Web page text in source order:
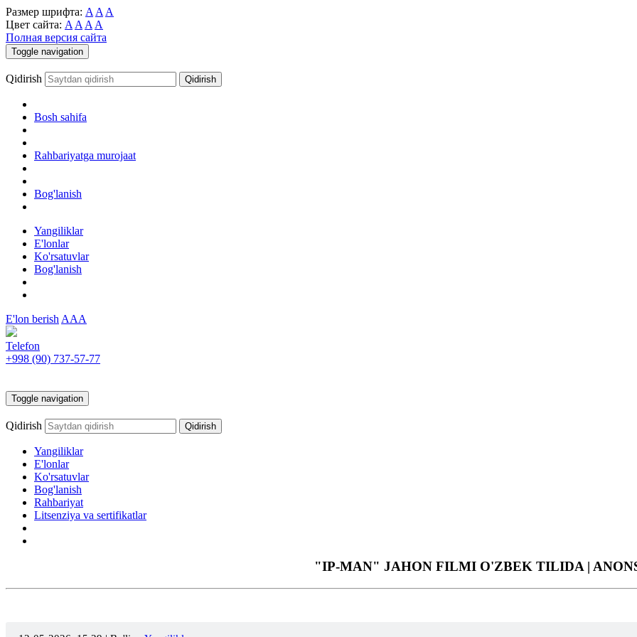
Размер шрифта: A A A
Цвет сайта: A A A A
Полная версия сайта
Toggle navigation
Qidirish
Bosh sahifa
Rahbariyatga murojaat
Bog'lanish
Yangiliklar
E'lonlar
Ko'rsatuvlar
Bog'lanish
E'lon berish AAA
Telefon
+998 (90) 737-57-77
Toggle navigation
Qidirish
Yangiliklar
E'lonlar
Ko'rsatuvlar
Bog'lanish
Rahbariyat
Litsenziya va sertifikatlar
"IP-MAN" JAHON FILMI O'ZBEK TILIDA |